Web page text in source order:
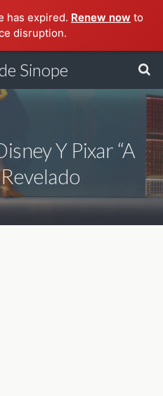
has expired. Renew now to
disruption.
Sinope
Y Pixar “A